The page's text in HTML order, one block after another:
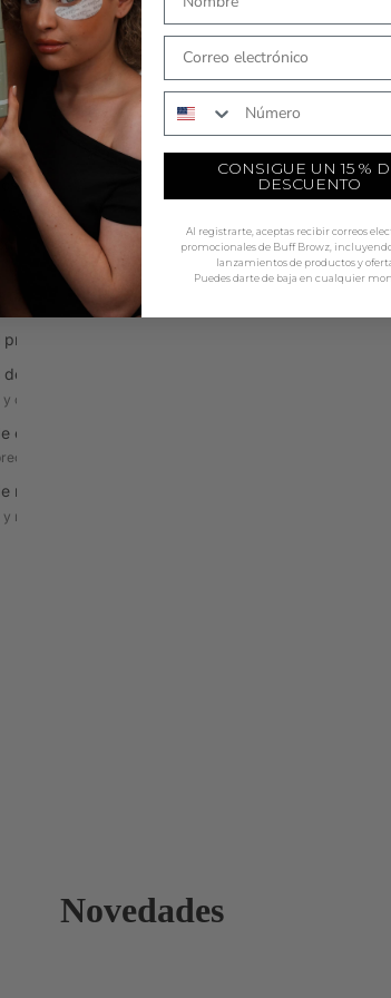
de tintes, acabado natural
cejas y pestañas
crema clásicos, 5 tonos
y oxidantes
en crema y líquidos
gel
color de larga duración
Y ASIGNACIÓN
proceso previo al sorteo y la elaboración de mapas
correctores
definir los contornos
cejas
de las cejas
mapeo
mapeo de formas
Novedades
COMPRAR AHORA
CONSIGUE UN 15 %
DESCUENTO
Al registrarte, aceptas recibir correos
promocionales de Buff Browz,
lanzamientos de productos y
Puedes darte de baja en cualquier